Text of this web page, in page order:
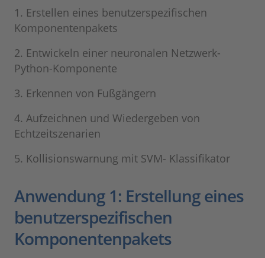
1. Erstellen eines benutzerspezifischen
Komponentenpakets
2. Entwickeln einer neuronalen Netzwerk-
Python-Komponente
3. Erkennen von Fußgängern
4. Aufzeichnen und Wiedergeben von
Echtzeitszenarien
5. Kollisionswarnung mit SVM- Klassifikator
Anwendung 1: Erstellung eines
benutzerspezifischen
Komponentenpakets